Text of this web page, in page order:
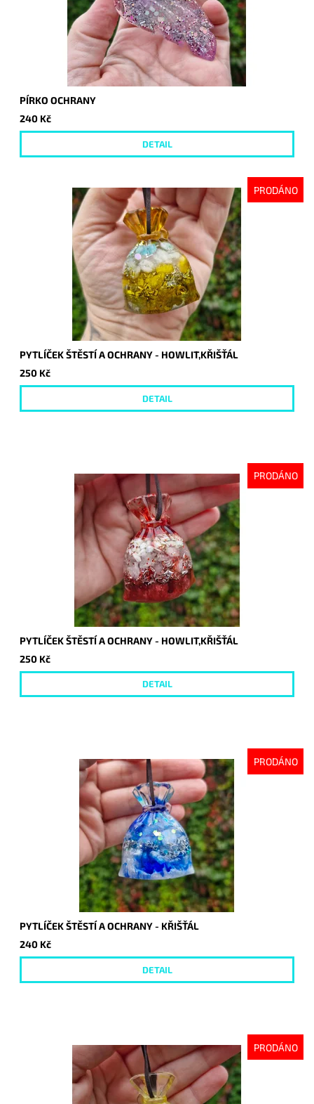
PÍRKO OCHRANY
240 Kč
DETAIL
PRODÁNO
PYTLÍČEK ŠTĚSTÍ A OCHRANY - HOWLIT,KŘIŠŤÁL
250 Kč
DETAIL
PRODÁNO
PYTLÍČEK ŠTĚSTÍ A OCHRANY - HOWLIT,KŘIŠŤÁL
250 Kč
DETAIL
PRODÁNO
PYTLÍČEK ŠTĚSTÍ A OCHRANY - KŘIŠŤÁL
240 Kč
DETAIL
PRODÁNO